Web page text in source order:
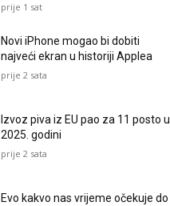
prije 1 sat
Novi iPhone mogao bi dobiti
najveći ekran u historiji Applea
prije 2 sata
Izvoz piva iz EU pao za 11 posto u
2025. godini
prije 2 sata
Evo kakvo nas vrijeme očekuje do